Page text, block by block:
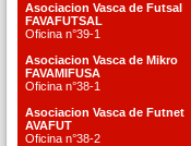
Asociacion Vasca de Futsal
FAVAFUTSAL
Oficina n°39-1
Asociacion Vasca de Mikro
FAVAMIFUSA
Oficina n°38-1
Asociacion Vasca de Futnet
AVAFUT
Oficina n°38-2